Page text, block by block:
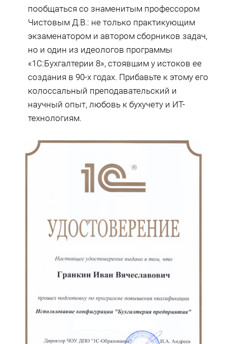
пообщаться со знаменитым профессором
Чистовым Д.В.: не только практикующим
экзаменатором и автором сборников задач,
но и один из идеологов программы
«1С:Бухгалтерии 8», стоявшим у истоков ее
создания в 90-х годах. Прибавьте к этому его
колоссальный преподавательский и
научный опыт, любовь к бухучету и ИТ-
технологиям.